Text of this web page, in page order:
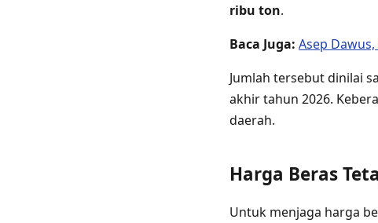
ribu ton.
Baca Juga: Asep
Jumlah tersebut dinilai
akhir tahun 2026.
daerah.
Harga Beras
Untuk menjaga harga